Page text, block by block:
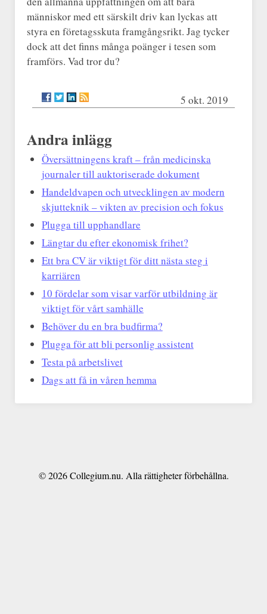
människor med ett särskilt driv kan lyckas att
styra en företagsskuta framgångsrikt. Jag tycker
dock att det finns många poänger i tesen som
framförs. Vad tror du?
5 okt. 2019
Andra inlägg
Översättningens kraft – från medicinska
journaler till auktoriserade dokument
Handeldvapen och utvecklingen av modern
skjutteknik – vikten av precision och fokus
Plugga till upphandlare
Längtar du efter ekonomisk frihet?
Ett bra CV är viktigt för ditt nästa steg i
karriären
10 fördelar som visar varför utbildning är
viktigt för vårt samhälle
Behöver du en bra budfirma?
Plugga för att bli personlig assistent
Testa på arbetslivet
Dags att få in våren hemma
© 2026 Collegium.nu. Alla rättigheter förbehållna.